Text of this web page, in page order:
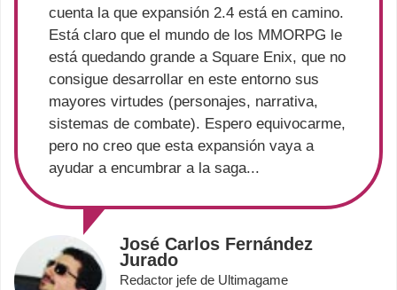
cuenta la que expansión 2.4 está en camino.
Está claro que el mundo de los MMORPG le
está quedando grande a Square Enix, que no
consigue desarrollar en este entorno sus
mayores virtudes (personajes, narrativa,
sistemas de combate). Espero equivocarme,
pero no creo que esta expansión vaya a
ayudar a encumbrar a la saga...
José Carlos Fernández
Jurado
Redactor jefe de Ultimagame